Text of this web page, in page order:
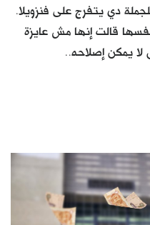
دي يتفرج على فنزويلا.
قالت إنها مش عايزة
يمكن إصلاحه..